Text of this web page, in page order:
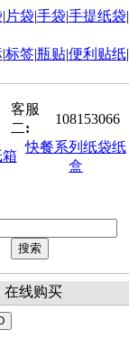
| 片袋|手袋|手提纸袋|
|标签|瓶贴|便利贴纸|
客服
二:
108153066
快餐系列纸袋纸
盒
家身体健康,生意红
、销售助理、客户
在线购买